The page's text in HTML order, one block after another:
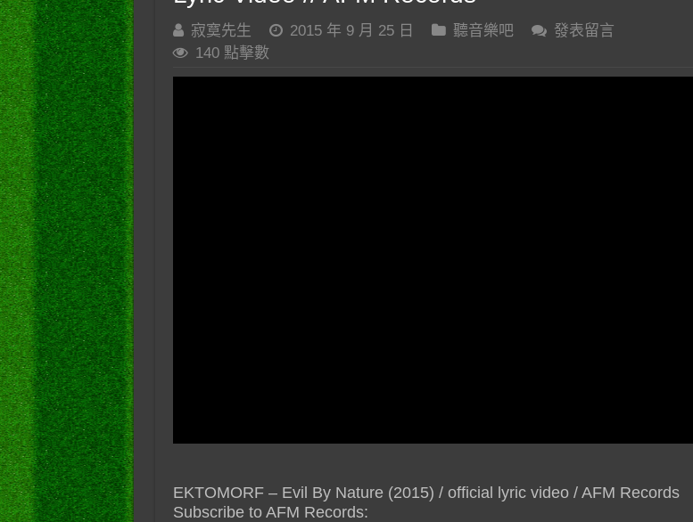
寂寞先生 2015 年 9 月 25 日 聽音樂吧
發表留言
140 點擊數
EKTOMORF – Evil By Nature (2015) / official lyric video / AFM Records
Subscribe to AFM Records: